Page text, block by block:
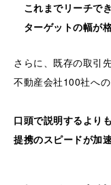
これまでリーチで
ターゲットの幅が
さらに、既存の取引
不動産会社100社へ
口頭で説明するより
提携のスピードが加